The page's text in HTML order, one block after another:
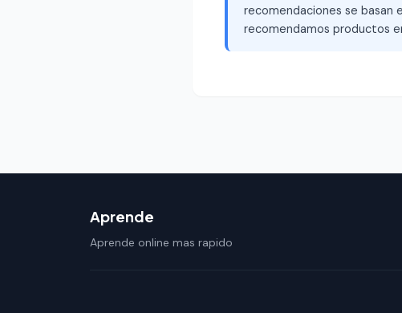
recomendaciones se basan
recomendamos productos
Aprende
Aprende online mas rapido